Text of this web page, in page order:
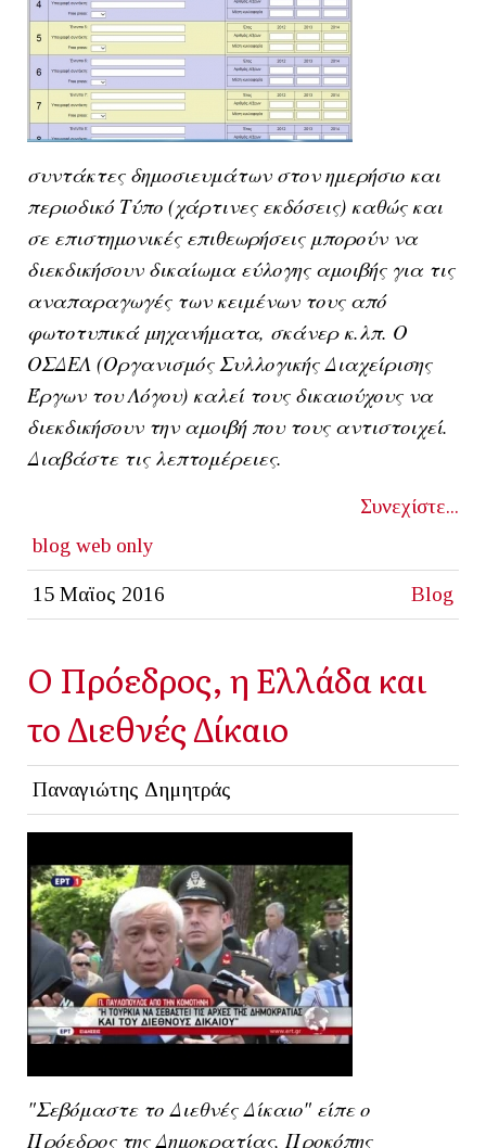
συντάκτες δημοσιευμάτων στον ημερήσιο και
περιοδικό Τύπο (χάρτινες εκδόσεις) καθώς και
σε επιστημονικές επιθεωρήσεις μπορούν να
διεκδικήσουν δικαίωμα εύλογης αμοιβής για τις
αναπαραγωγές των κειμένων τους από
φωτοτυπικά μηχανήματα, σκάνερ κ.λπ. Ο
ΟΣΔΕΛ (Οργανισμός Συλλογικής Διαχείρισης
Έργων του Λόγου) καλεί τους δικαιούχους να
διεκδικήσουν την αμοιβή που τους αντιστοιχεί.
Διαβάστε τις λεπτομέρειες.
Συνεχίστε...
blog web only
15 Μαϊος 2016 Blog
Ο Πρόεδρος, η Ελλάδα και
το Διεθνές Δίκαιο
Παναγιώτης Δημητράς
"Σεβόμαστε το Διεθνές Δίκαιο" είπε ο
Πρόεδρος της Δημοκρατίας, Προκόπης